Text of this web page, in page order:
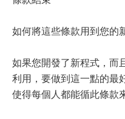
如何將這些條款用到您的
如果您開發了新程式，而
利用，要做到這一點的最
使得每個人都能循此條款